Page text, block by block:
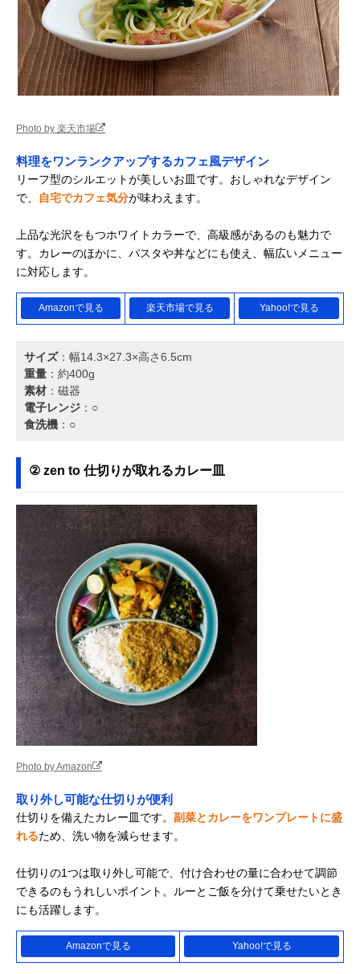
Photo by 楽天市場
料理をワンランクアップするカフェ風デザイン
リーフ型のシルエットが美しいお皿です。おしゃれなデザイン
で、
自宅でカフェ気分が味わえます。
上品な光沢をもつホワイトカラーで、高級感があるのも魅力で
す。カレーのほかに、パスタや丼などにも使え、幅広いメニュー
に対応します。
Amazonで見る 楽天市場で見る Yahoo!で見る
サイズ：幅14.3×27.3×高さ6.5cm
重量 ：約400g
素材 ：磁器
電子レンジ ：○
食洗機 ：○
② zen to 仕切りが取れるカレー皿
Photo by Amazon
取り外し可能な仕切りが便利
仕切りを備えたカレー皿です。 副菜とカレーをワンプレートに盛
れるため、洗い物を減らせます。
仕切りの1つは取り外し可能で、付け合わせの量に合わせて調節
できるのもうれしいポイント。ルーとご飯を分けて乗せたいとき
にも活躍します。
Amazonで見る Yahoo!で見る